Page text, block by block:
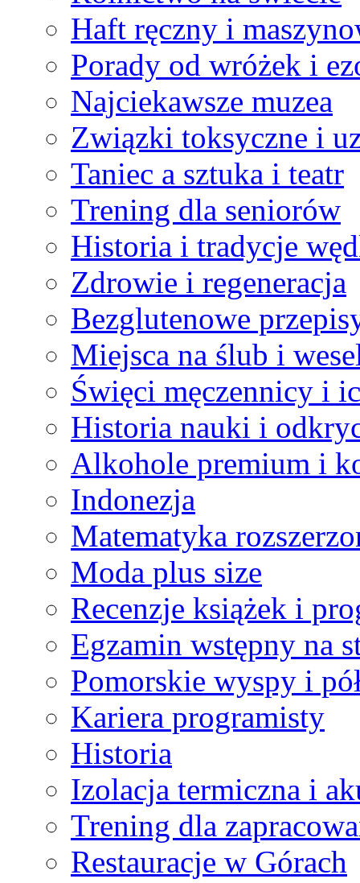
Haft ręczny i
Porady od wróżek i
Najciekawsze muzea
Związki toksyczne i
Taniec a sztuka i teatr
Trening dla seniorów
Historia i tradycje
Zdrowie i regeneracja
Bezglutenowe
Miejsca na ślub i
Święci męczennicy i
Historia nauki i
Alkohole premium i
Indonezja
Matematyka
Moda plus size
Recenzje książek i
Egzamin wstępny na
Pomorskie wyspy i
Kariera programisty
Historia
Izolacja termiczna i
Trening dla
Restauracje w Górach